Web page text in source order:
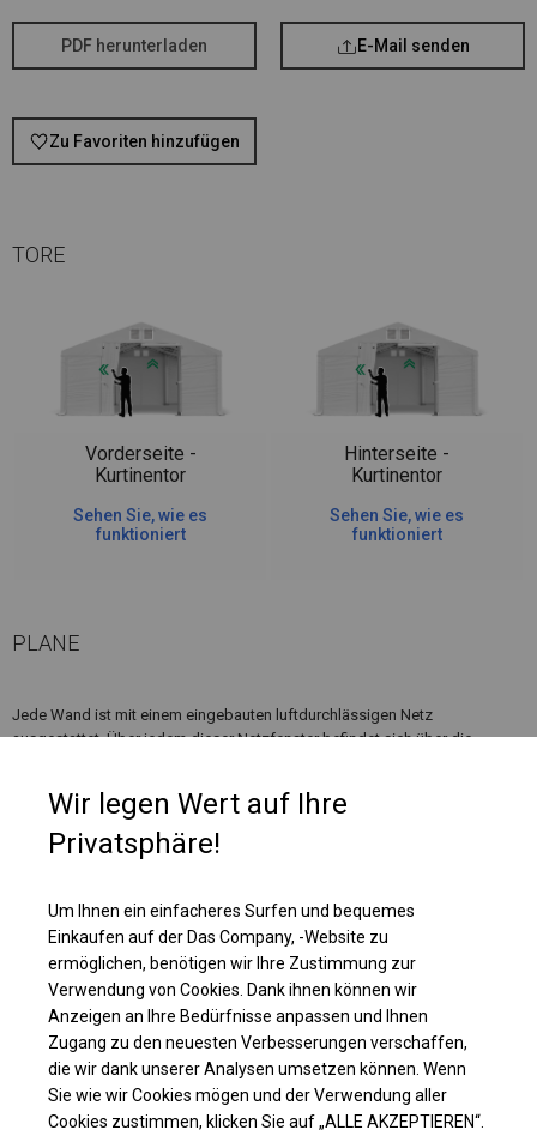
PDF herunterladen E-Mail senden
Zu Favoriten hinzufügen
TORE
Vorderseite -
Kurtinentor
Sehen Sie, wie es
funktioniert
Hinterseite -
Kurtinentor
Sehen Sie, wie es
funktioniert
PLANE
Jede Wand ist mit einem eingebauten luftdurchlässigen Netz
ausgestattet. Über jedem dieser Netzfenster befindet sich über die
geschlossenes Ganzes. Aus diesem Grund können Zelte mit solchen
Wänden auf zwei Arten verwendet werden - als Party- oder Gartenzelte, in
denen Tische und Stühle aufgestellt werden, und als Lagerräume.
Einzelheiten ansehen
Plane ändern
KONSTRUKTION
Wir legen Wert auf Ihre
Privatsphäre!
Um Ihnen ein einfacheres Surfen und bequemes
Einkaufen auf der Das Company, -Website zu
ermöglichen, benötigen wir Ihre Zustimmung zur
Verwendung von Cookies. Dank ihnen können wir
Anzeigen an Ihre Bedürfnisse anpassen und Ihnen
Zugang zu den neuesten Verbesserungen verschaffen,
die wir dank unserer Analysen umsetzen können. Wenn
Sie wie wir Cookies mögen und der Verwendung aller
Cookies zustimmen, klicken Sie auf „ALLE AKZEPTIEREN“.